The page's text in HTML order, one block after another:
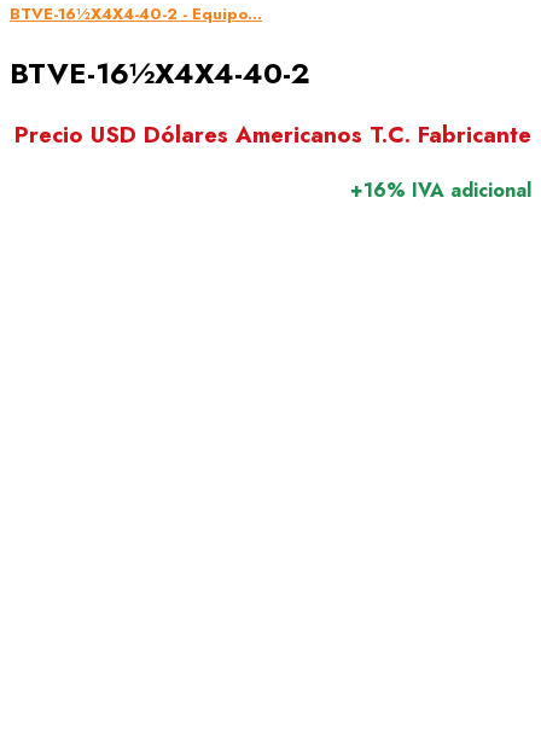
BTVE-16½X4X4-40-2 - Equipo...
BTVE-16½X4X4-40-2
Precio USD Dólares Americanos T.C. Fabricante
+16% IVA adicional